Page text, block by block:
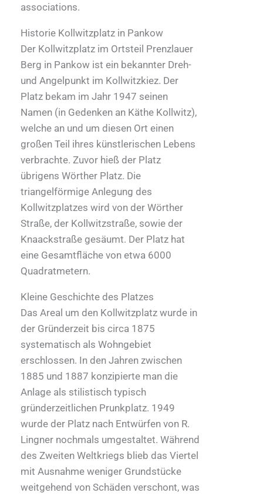
associations.
Historie Kollwitzplatz in Pankow
Der Kollwitzplatz im Ortsteil Prenzlauer
Berg in Pankow ist ein bekannter Dreh-
und Angelpunkt im Kollwitzkiez. Der
Platz bekam im Jahr 1947 seinen
Namen (in Gedenken an Käthe Kollwitz),
welche an und um diesen Ort einen
großen Teil ihres künstlerischen Lebens
verbrachte. Zuvor hieß der Platz
übrigens Wörther Platz. Die
triangelförmige Anlegung des
Kollwitzplatzes wird von der Wörther
Straße, der Kollwitzstraße, sowie der
Knaackstraße gesäumt. Der Platz hat
eine Gesamtfläche von etwa 6000
Quadratmetern.
Kleine Geschichte des Platzes
Das Areal um den Kollwitzplatz wurde in
der Gründerzeit bis circa 1875
systematisch als Wohngebiet
erschlossen. In den Jahren zwischen
1885 und 1887 konzipierte man die
Anlage als stilistisch typisch
gründerzeitlichen Prunkplatz. 1949
wurde der Platz nach Entwürfen von R.
Lingner nochmals umgestaltet. Während
des Zweiten Weltkriegs blieb das Viertel
mit Ausnahme weniger Grundstücke
weitgehend von Schäden verschont, was